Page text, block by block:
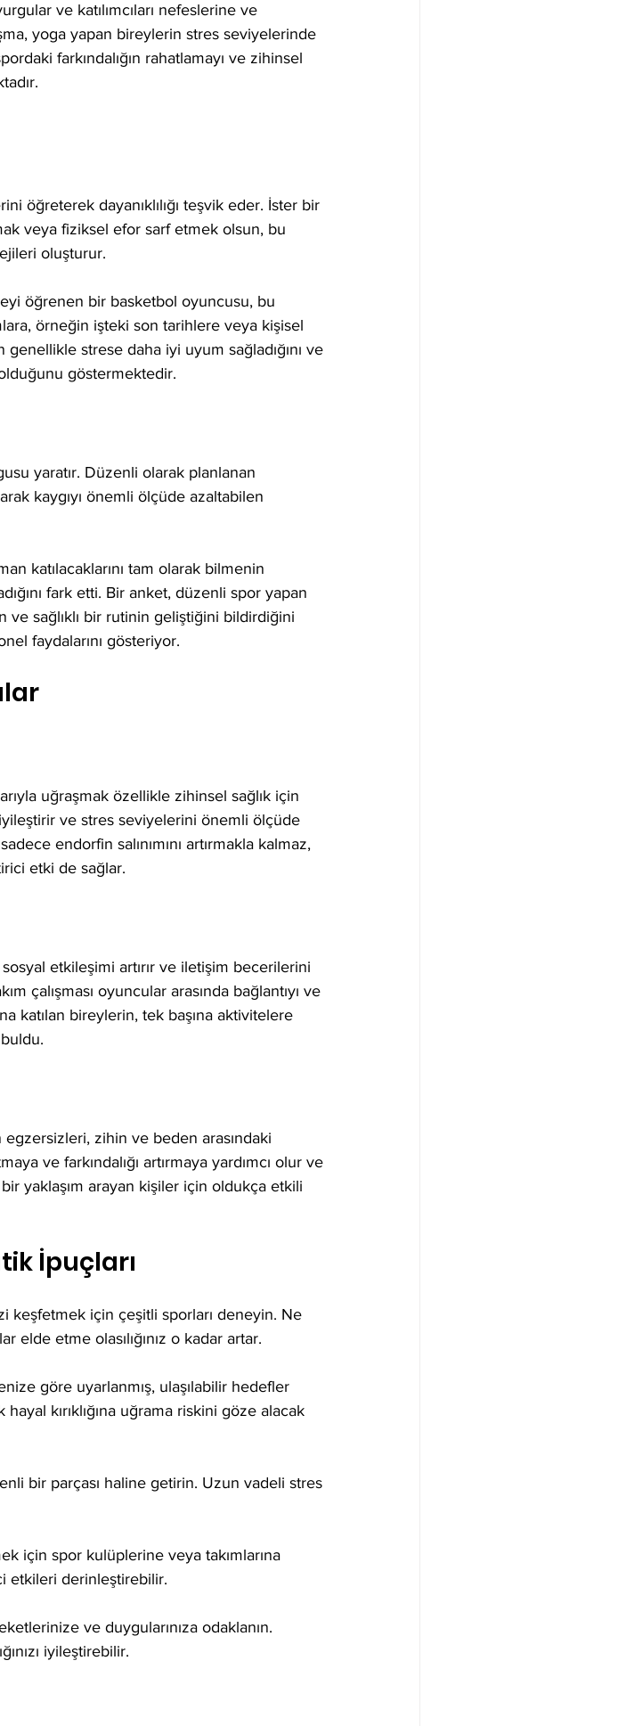
ve katılımcıları nefeslerine ve
yoga yapan bireylerin stres seviyelerinde
farkındalığın rahatlamayı ve zihinsel
öğreterek dayanıklılığı teşvik eder. İster bir
veya fiziksel efor sarf etmek olsun, bu
oluşturur.
öğrenen bir basketbol oyuncusu, bu
örneğin işteki son tarihlere veya kişisel
genellikle strese daha iyi uyum sağladığını ve
göstermektedir.
yaratır. Düzenli olarak planlanan
kaygıyı önemli ölçüde azaltabilen
katılacaklarını tam olarak bilmenin
fark etti. Bir anket, düzenli spor yapan
sağlıklı bir rutinin geliştiğini bildirdiğini
faydalarını gösteriyor.
uğraşmak özellikle zihinsel sağlık için
iyileştirir ve stres seviyelerini önemli ölçüde
endorfin salınımını artırmakla kalmaz,
etki de sağlar.
etkileşimi artırır ve iletişim becerilerini
çalışması oyuncular arasında bağlantıyı ve
katılan bireylerin, tek başına aktivitelere
buldu.
zihin ve beden arasındaki
ve farkındalığı artırmaya yardımcı olur ve
yaklaşım arayan kişiler için oldukça etkili
İpuçları
keşfetmek için çeşitli sporları deneyin. Ne
etme olasılığınız o kadar artar.
göre uyarlanmış, ulaşılabilir hedefler
kırıklığına uğrama riskini göze alacak
bir parçası haline getirin. Uzun vadeli stres
için spor kulüplerine veya takımlarına
etkileri derinleştirebilir.
ve duygularınıza odaklanın.
iyileştirebilir.